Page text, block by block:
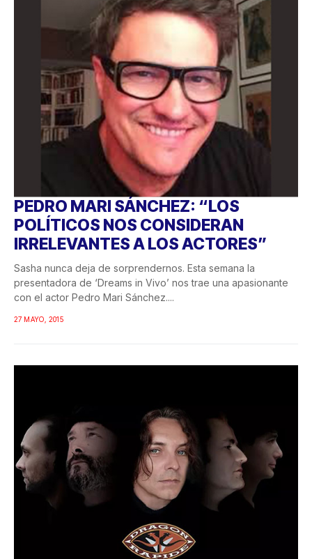
PEDRO MARI SÁNCHEZ: “LOS
POLÍTICOS NOS CONSIDERAN
IRRELEVANTES A LOS ACTORES”
Sasha nunca deja de sorprendernos. Esta semana la
presentadora de ‘Dreams in Vivo’ nos trae una apasionante
con el actor Pedro Mari Sánchez....
27 MAYO, 2015